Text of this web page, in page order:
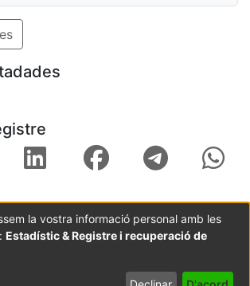
Metadades
la vostra informació personal amb les
Estadístic & Registre i recuperació de